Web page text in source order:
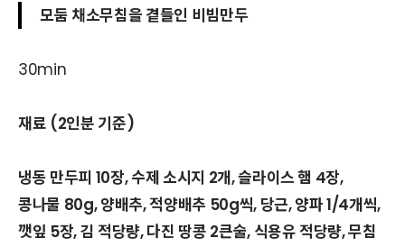
모둠 채소무침을 곁들인 비빔만두
30min
재료 (2인분 기준)
냉동 만두피 10장, 수제 소시지 2개, 슬라이스 햄 4장,
콩나물 80g, 양배추, 적양배추 50g씩, 당근, 양파 1/4개씩,
깻잎 5장, 김 적당량, 다진 땅콩 2큰술, 식용유 적당량, 무침